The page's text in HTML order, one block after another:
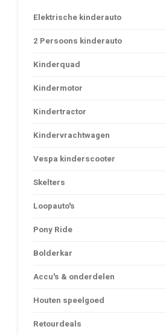
Elektrische kinderauto
2 Persoons kinderauto
Kinderquad
Kindermotor
Kindertractor
Kindervrachtwagen
Vespa kinderscooter
Skelters
Loopauto's
Pony Ride
Bolderkar
Accu's & onderdelen
Houten speelgoed
Retourdeals